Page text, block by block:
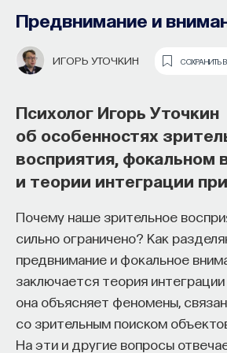
Предвнимание и
ИГОРЬ УТОЧКИН СОХРАНИТЬ
Психолог Игорь Уточкин
об особенностях
восприятия, фокальном
и теории интеграции
Почему наше зрительное
сильно ограничено? Как
предвнимание и фокальное
заключается теория интеграции
она объясняет феномены,
со зрительным поиском
На эти и другие вопросы
образования и рынок
«Мыслить как учёный»
Зачем университету
горизонт планирования и
ИИ меняет саму
мышления и обучения
В новом эпизоде «Мыслить как
беседует с Ульяной
высшее образование нельзя
подготовке под нужды рынка.
Они обсуждают, как